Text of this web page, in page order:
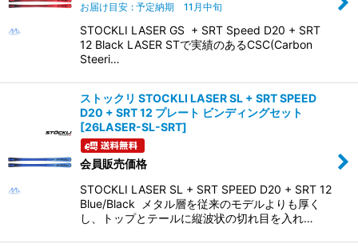
お届け目安 : 予定納期 11月中旬
STOCKLI LASER GS + SRT Speed D20 + SRT
12 Black LASER STで実績のあるCSC(Carbon
Steeri…
ストックリ STOCKLI LASER SL + SRT SPEED
D20 + SRT 12 プレート ビンディングセット
[26LASER-SL-SRT]
会員販売価格
STOCKLI LASER SL + SRT SPEED D20 + SRT 12
Blue/Black メタル層を従来のモデルよりも厚く
し、トップとテールに縦波状の切れ目を入れ…